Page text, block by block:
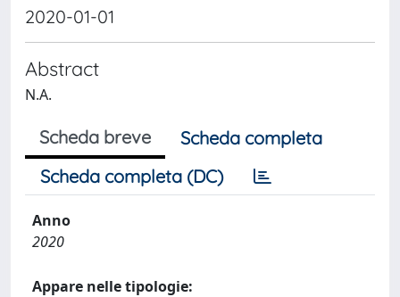
2020-01-01
Abstract
N.A.
Scheda breve
Scheda completa
Scheda completa (DC)
Anno
2020
Appare nelle tipologie: